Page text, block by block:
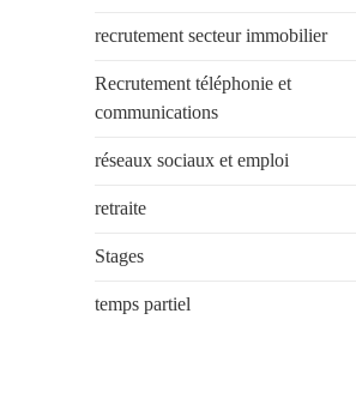
recrutement secteur immobilier
Recrutement téléphonie et
communications
réseaux sociaux et emploi
retraite
Stages
temps partiel